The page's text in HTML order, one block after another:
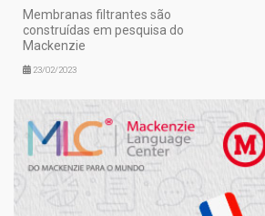
Membranas filtrantes são
construídas em pesquisa do
Mackenzie
23/02/2023